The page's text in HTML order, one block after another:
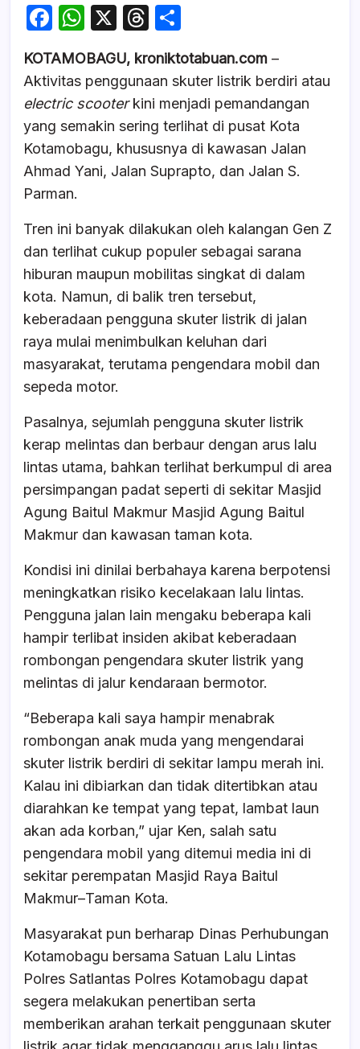
F
c
e
b
o
o
k
W
at
s
A
p
p
X
T
e
a
d
s
ar
e
KOTAMOBAGU, kroniktotabuan.com –
Aktivitas penggunaan skuter listrik berdiri atau
electric scooterkini menjadi pemandangan
yang semakin sering terlihat di pusat Kota
Kotamobagu, khususnya di kawasan Jalan
Ahmad Yani, Jalan Suprapto, dan Jalan S.
Parman.
Tren ini banyak dilakukan oleh kalangan Gen Z
dan terlihat cukup populer sebagai sarana
hiburan maupun mobilitas singkat di dalam
kota. Namun, di balik tren tersebut,
keberadaan pengguna skuter listrik di jalan
raya mulai menimbulkan keluhan dari
masyarakat, terutama pengendara mobil dan
sepeda motor.
Pasalnya, sejumlah pengguna skuter listrik
kerap melintas dan berbaur dengan arus lalu
lintas utama, bahkan terlihat berkumpul di area
persimpangan padat seperti di sekitar Masjid
Agung Baitul Makmur Masjid Agung Baitul
Makmur dan kawasan taman kota.
Kondisi ini dinilai berbahaya karena berpotensi
meningkatkan risiko kecelakaan lalu lintas.
Pengguna jalan lain mengaku beberapa kali
hampir terlibat insiden akibat keberadaan
rombongan pengendara skuter listrik yang
melintas di jalur kendaraan bermotor.
“Beberapa kali saya hampir menabrak
rombongan anak muda yang mengendarai
skuter listrik berdiri di sekitar lampu merah ini.
Kalau ini dibiarkan dan tidak ditertibkan atau
diarahkan ke tempat yang tepat, lambat laun
akan ada korban,” ujar Ken, salah satu
pengendara mobil yang ditemui media ini di
sekitar perempatan Masjid Raya Baitul
Makmur–Taman Kota.
Masyarakat pun berharap Dinas Perhubungan
Kotamobagu bersama Satuan Lalu Lintas
Polres Satlantas Polres Kotamobagu dapat
segera melakukan penertiban serta
memberikan arahan terkait penggunaan skuter